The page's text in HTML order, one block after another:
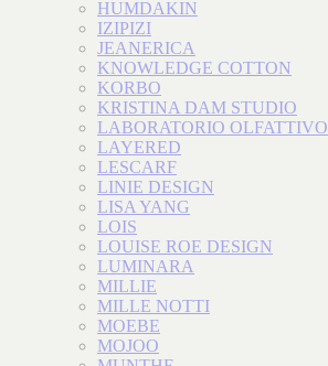
HUMDAKIN
IZIPIZI
JEANERICA
KNOWLEDGE COTTON
KORBO
KRISTINA DAM STUDIO
LABORATORIO OLFATTIVO
LAYERED
LESCARF
LINIE DESIGN
LISA YANG
LOIS
LOUISE ROE DESIGN
LUMINARA
MILLIE
MILLE NOTTI
MOEBE
MOJOO